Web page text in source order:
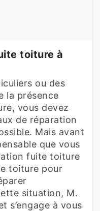
toiture à
ou des
la présence
vous devez
de réparation
Mais avant
que vous
fuite toiture
toiture pour
situation, M.
s’engage à vous